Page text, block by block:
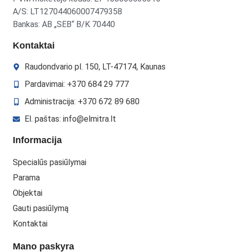
A/S: LT127044060007479358
Bankas: AB „SEB“ B/K 70440
Kontaktai
Raudondvario pl. 150, LT-47174, Kaunas
Pardavimai: +370 684 29 777
Administracija: +370 672 89 680
El. paštas: info@elmitra.lt
Informacija
Specialūs pasiūlymai
Parama
Objektai
Gauti pasiūlymą
Kontaktai
Mano paskyra